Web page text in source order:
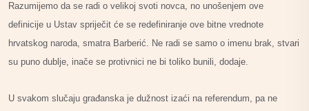
Razumijemo da se radi o velikoj svoti novca, no unošenjem ove
definicije u Ustav spriječit će se redefiniranje ove bitne vrednote
hrvatskog naroda, smatra Barberić. Ne radi se samo o imenu brak, stvari
su puno dublje, inače se protivnici ne bi toliko bunili, dodaje.
U svakom slučaju građanska je dužnost izaći na referendum, pa ne